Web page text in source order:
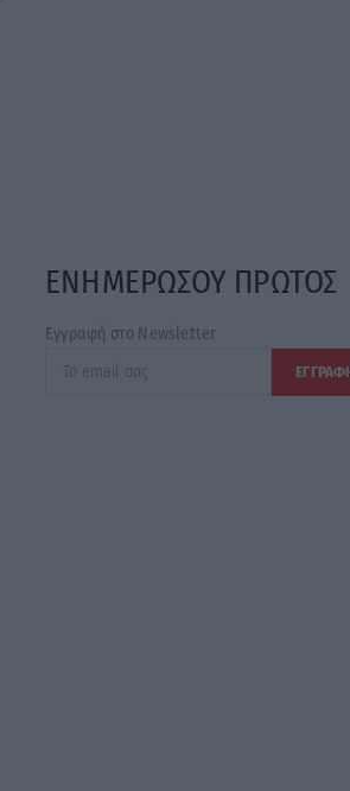
ΕΝΗΜΕΡΩΣΟΥ ΠΡΩΤΟΣ
Εγγραφή στο Newsletter